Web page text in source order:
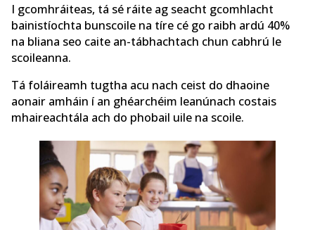
I gcomhráiteas, tá sé ráite ag seacht gcomhlacht
bainistíochta bunscoile na tíre cé go raibh ardú 40%
na bliana seo caite an-tábhachtach chun cabhrú le
scoileanna.
Tá foláireamh tugtha acu nach ceist do dhaoine
aonair amháin í an ghéarchéim leanúnach costais
mhaireachtála ach do phobail uile na scoile.